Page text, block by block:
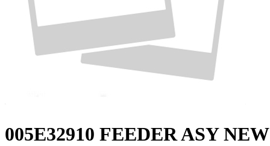
005E32910 FEEDER ASY